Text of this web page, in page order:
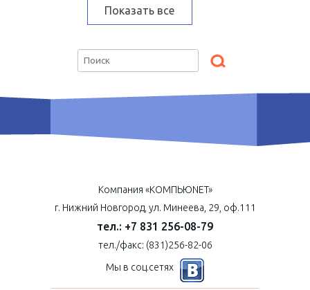
Показать все
Компания «КОМПЬЮNET»
г. Нижний Новгород, ул. Минеева, 29, оф.111
тел.: +7 831 256-08-79
тел./факс: (831)256-82-06
Мы в соц.сетях